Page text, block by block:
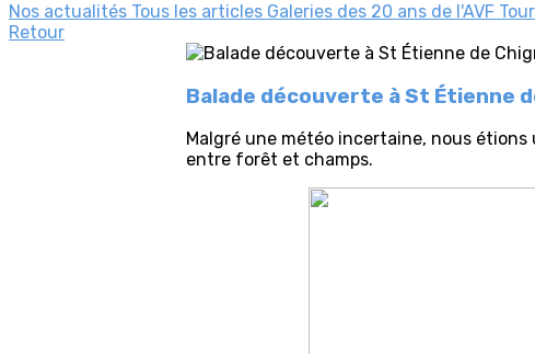
Nos actualités Tous les articles Galeries des 20 ans de l'AVF
Retour
Balade découverte à St Étienne
Malgré une météo incertaine, nous
entre forêt et champs.